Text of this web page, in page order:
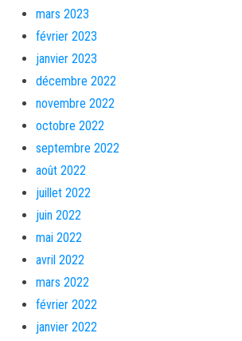
mars 2023
février 2023
janvier 2023
décembre 2022
novembre 2022
octobre 2022
septembre 2022
août 2022
juillet 2022
juin 2022
mai 2022
avril 2022
mars 2022
février 2022
janvier 2022